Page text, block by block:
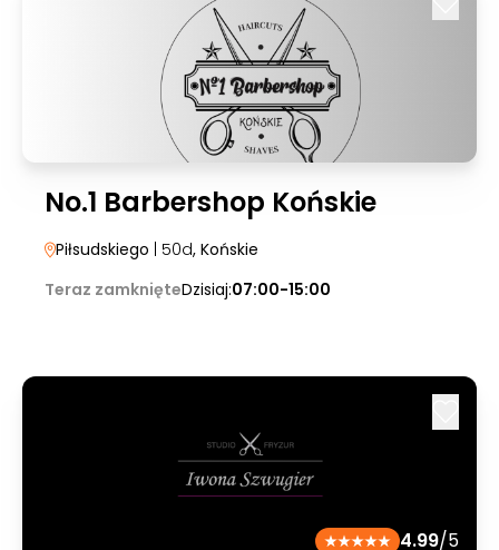
No.1 Barbershop Końskie
Piłsudskiego | 50d, Końskie
Teraz zamknięteDzisiaj:07:00-15:00
4.99/5